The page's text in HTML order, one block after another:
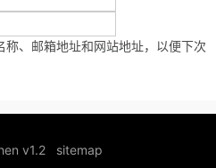
、邮箱地址和网站地址，以便下次
v1.2 sitemap